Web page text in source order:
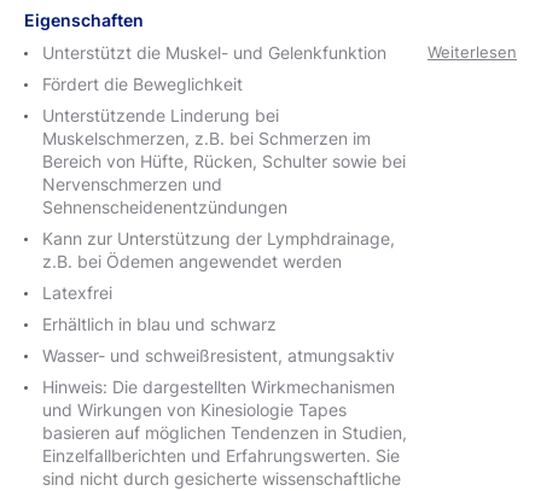
Eigenschaften
Unterstützt die Muskel- und Gelenkfunktion
Fördert die Beweglichkeit
Unterstützende Linderung bei
Muskelschmerzen, z.B. bei Schmerzen im
Bereich von Hüfte, Rücken, Schulter sowie bei
Nervenschmerzen und
Sehnenscheidenentzündungen
Kann zur Unterstützung der Lymphdrainage,
z.B. bei Ödemen angewendet werden
Latexfrei
Erhältlich in blau und schwarz
Wasser- und schweißresistent, atmungsaktiv
Hinweis: Die dargestellten Wirkmechanismen
und Wirkungen von Kinesiologie Tapes
basieren auf möglichen Tendenzen in Studien,
Einzelfallberichten und Erfahrungswerten. Sie
sind nicht durch gesicherte wissenschaftliche
Weiterlesen